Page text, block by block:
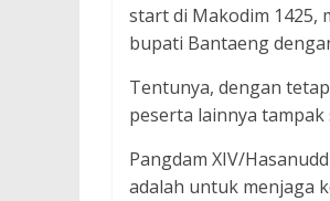
start di Makodim 1425,
bupati Bantaeng
Tentunya, dengan
peserta lainnya
Pangdam XIV/
adalah untuk menjaga